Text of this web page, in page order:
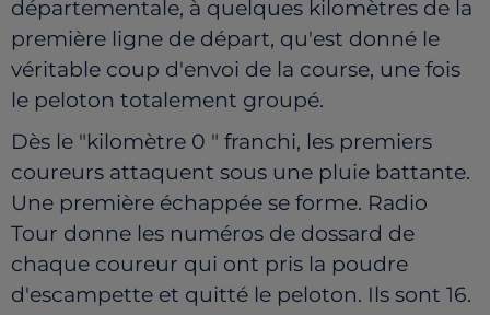
départementale, à quelques kilomètres de la
première ligne de départ, qu'est donné le
véritable coup d'envoi de la course, une fois
le peloton totalement groupé.
Dès le "kilomètre 0 " franchi, les premiers
coureurs attaquent sous une pluie battante.
Une première échappée se forme. Radio
Tour donne les numéros de dossard de
chaque coureur qui ont pris la poudre
d'escampette et quitté le peloton. Ils sont 16.